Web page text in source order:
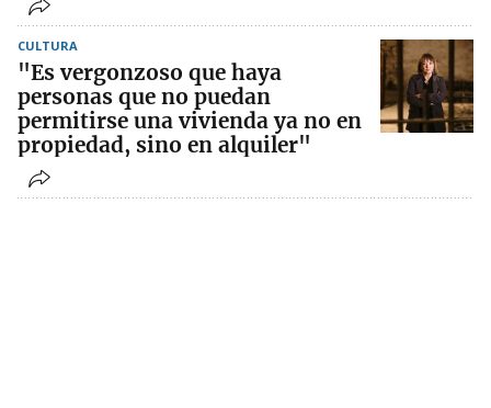
CULTURA
"Es vergonzoso que haya
personas que no puedan
permitirse una vivienda ya no en
propiedad, sino en alquiler"